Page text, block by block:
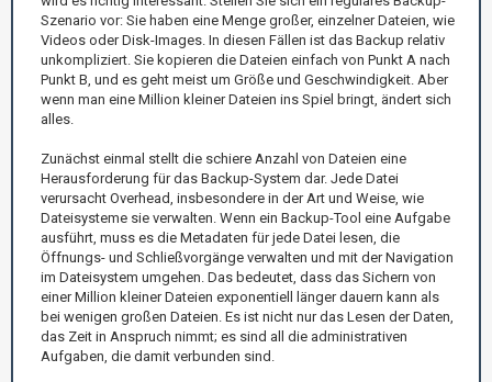
Szenario vor: Sie haben eine Menge großer, einzelner Dateien, wie
Videos oder Disk-Images. In diesen Fällen ist das Backup relativ
unkompliziert. Sie kopieren die Dateien einfach von Punkt A nach
Punkt B, und es geht meist um Größe und Geschwindigkeit. Aber
wenn man eine Million kleiner Dateien ins Spiel bringt, ändert sich
alles.
Zunächst einmal stellt die schiere Anzahl von Dateien eine
Herausforderung für das Backup-System dar. Jede Datei
verursacht Overhead, insbesondere in der Art und Weise, wie
Dateisysteme sie verwalten. Wenn ein Backup-Tool eine Aufgabe
ausführt, muss es die Metadaten für jede Datei lesen, die
Öffnungs- und Schließvorgänge verwalten und mit der Navigation
im Dateisystem umgehen. Das bedeutet, dass das Sichern von
einer Million kleiner Dateien exponentiell länger dauern kann als
bei wenigen großen Dateien. Es ist nicht nur das Lesen der Daten,
das Zeit in Anspruch nimmt; es sind all die administrativen
Aufgaben, die damit verbunden sind.